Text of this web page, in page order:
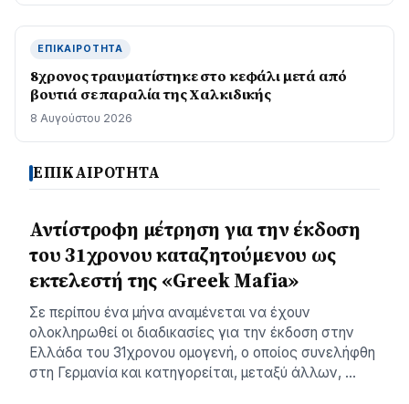
ΕΠΙΚΑΙΡΌΤΗΤΑ
8χρονος τραυματίστηκε στο κεφάλι μετά από
βουτιά σε παραλία της Χαλκιδικής
8 Αυγούστου 2026
ΕΠΙΚΑΙΡΟΤΗΤΑ
Αντίστροφη μέτρηση για την έκδοση
του 31χρονου καταζητούμενου ως
εκτελεστή της «Greek Mafia»
Σε περίπου ένα μήνα αναμένεται να έχουν
ολοκληρωθεί οι διαδικασίες για την έκδοση στην
Ελλάδα του 31χρονου ομογενή, ο οποίος συνελήφθη
στη Γερμανία και κατηγορείται, μεταξύ άλλων, …